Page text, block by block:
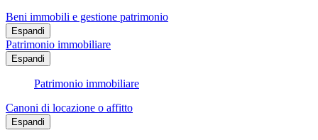
Beni immobili e gestione patrimonio
Espandi
Patrimonio immobiliare
Espandi
Patrimonio immobiliare
Canoni di locazione o affitto
Espandi